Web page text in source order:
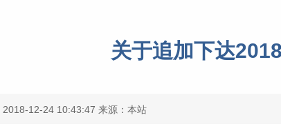
关于追加下达
2018-12-24 10:43:47 来源：本站